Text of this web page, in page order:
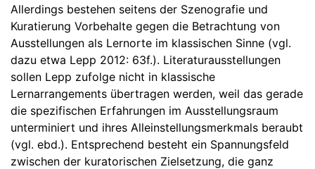
Allerdings bestehen seitens der Szenografie und
Kuratierung Vorbehalte gegen die Betrachtung von
Ausstellungen als Lernorte im klassischen Sinne (vgl.
dazu etwa Lepp 2012: 63f.). Literaturausstellungen
sollen Lepp zufolge nicht in klassische
Lernarrangements übertragen werden, weil das gerade
die spezifischen Erfahrungen im Ausstellungsraum
unterminiert und ihres Alleinstellungsmerkmals beraubt
(vgl. ebd.). Entsprechend besteht ein Spannungsfeld
zwischen der kuratorischen Zielsetzung, die ganz